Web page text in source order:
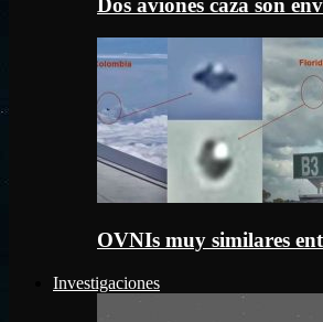
OVNIs muy similares
Investigaciones